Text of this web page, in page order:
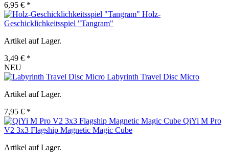
6,95 € *
Holz-
Geschicklichkeitsspiel "Tangram"
Artikel auf Lager.
3,49 € *
NEU
Labyrinth Travel Disc Micro
Artikel auf Lager.
7,95 € *
QiYi M Pro
V2 3x3 Flagship Magnetic Magic Cube
Artikel auf Lager.